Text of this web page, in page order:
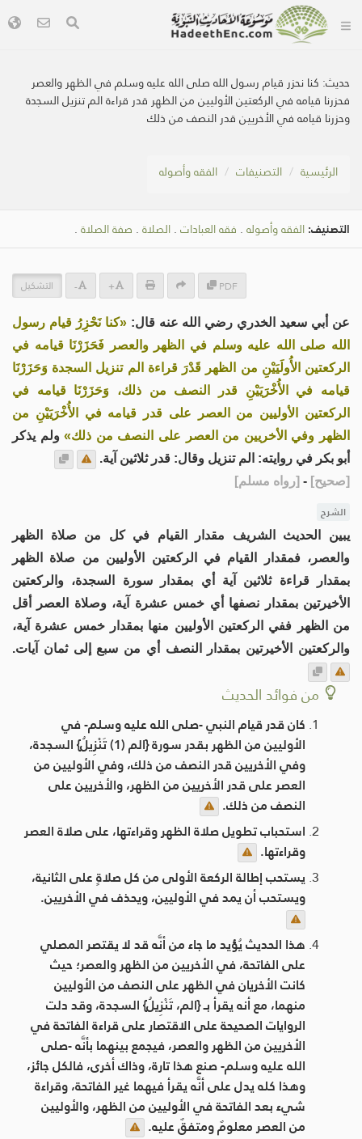
حديث: كنا نحزر قيام رسول الله صلى الله عليه وسلم في الظهر والعصر
فحزرنا قيامه في الركعتين الأوليين من الظهر قدر قراءة الم تنزيل السجدة
وحزرنا قيامه في الأخريين قدر النصف من ذلك
الرئيسية التصنيفات الفقه وأصوله
التصنيف: الفقه وأصوله . فقه العبادات . الصلاة . صفة الصلاة .
PDF
+
- التشكيل
عن أبي سعيد الخدري رضي الله عنه قال:«كنا نَحْزِرُ قيام رسول
الله صلى الله عليه وسلم في الظهر والعصر فَحَزَرْنَا قيامه في
الركعتين الأُولَيَيْنِ من الظهر قَدْرَ قراءة الم تنزيل السجدة وَحَزَرْنَا
قيامه في الأُخْرَيَيْنِ قدر النصف من ذلك، وَحَزَرْنَا قيامه في
الركعتين الأوليين من العصر على قدر قيامه في الأُخْرَيَيْنِ من
الظهر وفي الأخريين من العصر على النصف من ذلك»ولم يذكر
أبو بكر في روايته: الم تنزيل وقال: قدر ثلاثين آية.
[صحيح]
-
[رواه مسلم]
الشرح
يبين الحديث الشريف مقدار القيام في كل من صلاة الظهر
والعصر، فمقدار القيام في الركعتين الأوليين من صلاة الظهر
بمقدار قراءة ثلاثين آية أي بمقدار سورة السجدة، والركعتين
الأخيرتين بمقدار نصفها أي خمس عشرة آية، وصلاة العصر أقل
من الظهر ففي الركعتين الأوليين منها بمقدار خمس عشرة آية،
والركعتين الأخيرتين بمقدار النصف أي من سبع إلى ثمان آيات.
من فوائد الحديث
كان قدر قيام النبي -صلى الله عليه وسلم- في
الأوليين من الظهر بقدر سورة {الم (1) تَنْزِيلُ} السجدة،
وفي الأخريين قدر النصف من ذلك، وفي الأوليين من
العصر على قدر الأخريين من الظهر، والأخريين على
النصف من ذلك.
استحباب تطويل صلاة الظهر وقراءتها، على صلاة العصر
وقراءتها.
يستحب إطالة الركعة الأولى من كل صلاةٍ على الثانية،
ويستحب أن يمد في الأوليين، ويحذف في الأخريين.
هذا الحديث يُؤيد ما جاء من أنَّه قد لا يقتصر المصلي
على الفاتحة، في الأخريين من الظهر والعصر؛ حيث
كانت الأخريان في الظهر على النصف من الأوليين
منهما، مع أنه يقرأ بـ {الم، تَنْزِيلُ} السجدة، وقد دلت
الروايات الصحيحة على الاقتصار على قراءة الفاتحة في
الأخريين من الظهر والعصر، فيجمع بينهما بأنَّه -صلى
الله عليه وسلم- صنع هذا تارة، وذاك أخرى، فالكل جائز،
وهذا كله يدل على أنَّه يقرأ فيهما غير الفاتحة، وقراءة
شيء بعد الفاتحة في الأوليين من الظهر، والأوليين
من العصر معلومٌ ومتفقٌ عليه.